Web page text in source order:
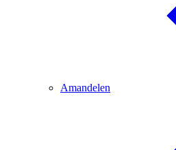
Amandelen